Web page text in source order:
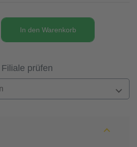
In den Warenkorb
prüfen